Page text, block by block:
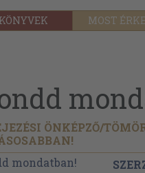
MOST
ÖNKÉPZŐ/